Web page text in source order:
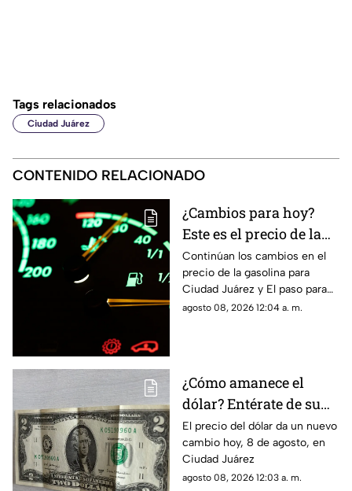
Tags relacionados
Ciudad Juárez
CONTENIDO RELACIONADO
¿Cambios para hoy?
Este es el precio de la
gasolina para Ciudad
Juárez y El Paso
Continúan los cambios en el
precio de la gasolina para
Ciudad Juárez y El paso para
hoy, 8 de agosto
agosto 08, 2026 12:04 a. m.
¿Cómo amanece el
dólar? Entérate de su
precio hoy, 8 de agosto,
en Ciudad Juárez
El precio del dólar da un nuevo
cambio hoy, 8 de agosto, en
Ciudad Juárez
agosto 08, 2026 12:03 a. m.